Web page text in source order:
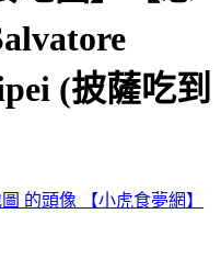
(披薩吃到
【小虎食夢網】